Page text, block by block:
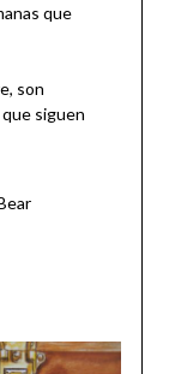
que
son
siguen